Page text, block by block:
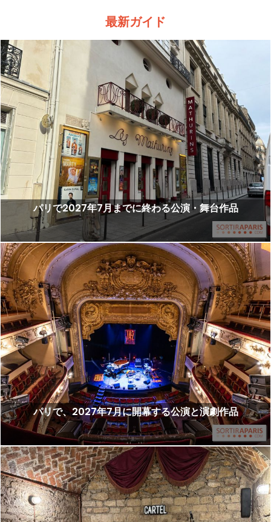
最新ガイド
パリで2027年7月までに終わる公演・舞台作品
パリで、2027年7月に開幕する公演と演劇作品